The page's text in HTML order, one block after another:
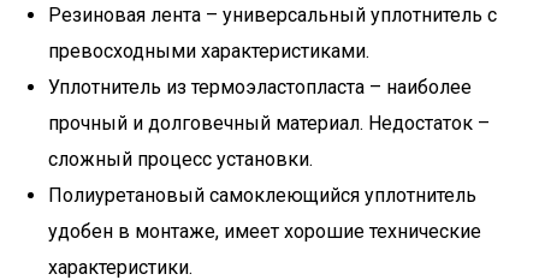
Резиновая лента – универсальный уплотнитель с
превосходными характеристиками.
Уплотнитель из термоэластопласта – наиболее
прочный и долговечный материал. Недостаток –
сложный процесс установки.
Полиуретановый самоклеющийся уплотнитель
удобен в монтаже, имеет хорошие технические
характеристики.